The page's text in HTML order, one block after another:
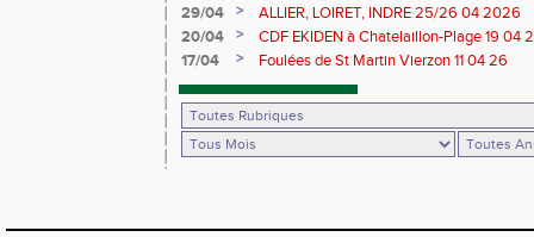
29/04
>
ALLIER, LOIRET, INDRE 25/26 04 2026
20/04
>
CDF EKIDEN à Chatelaillon-Plage 19 04
17/04
> Foulées de St Martin Vierzon 11 04 26